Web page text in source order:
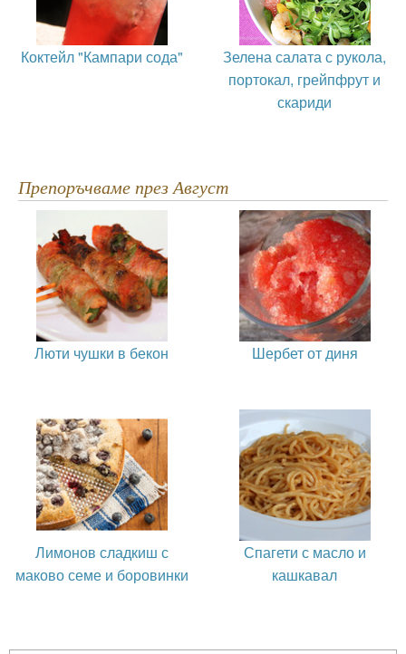
Коктейл "Кампари сода"
Зелена салата с рукола,
портокал, грейпфрут и
скариди
Препоръчваме през Август
Люти чушки в бекон Шербет от диня
Лимонов сладкиш с
маково семе и боровинки
Спагети с масло и
кашкавал